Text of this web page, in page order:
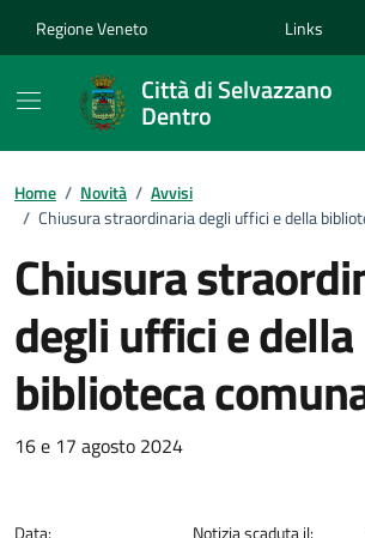
Regione Veneto Links
Città di Selvazzano
Dentro
Home / Novità / Avvisi
/ Chiusura straordinaria degli uffici e della
Chiusura
degli uffici e della
biblioteca
Dettagli della notizia
16 e 17 agosto 2024
Data:
Notizia scaduta il: